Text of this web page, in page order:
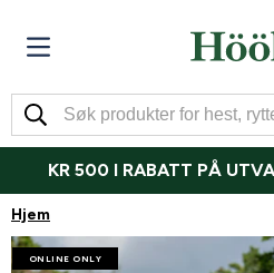
KR 500 I RABATT PÅ
Hjem
ONLINE ONLY